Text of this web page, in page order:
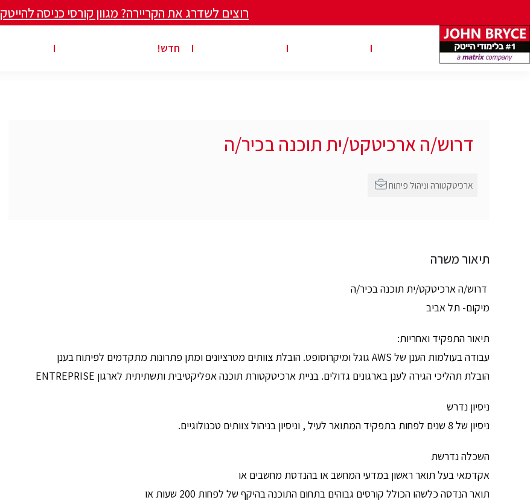
רוצים לשדרג את הקריירה? מגוון קורסי כניסה להייטק
חדש!
דרוש/ה ארכיטקט/ית תוכנה בכיר/ה
תיאור משרה
דרוש/ה ארכיטקט/ית תוכנה בכיר/ה
מיקום- תל אביב
תיאור התפקיד ואחריות:
עבודה בעולמות הענן של AWS גוגל ומיקרוסופט. הובלת צוותים מטרציונים ומתן פתרונות מתקדמים לפיתוח בענן
הובלת תהליכי הגירה לענן בארגונים גדולים. בניית ארכיטקטורת תוכנה אפליקטיבית ותשתיתית לארגון ENTREPRISE
ניסיון נדרש
ניסיון של 8 שנים לפחות בתפקיד המתואר לעיל , וניסיון בניהול צוותים טכנולוגיים.
השכלה נדרשת
אקדמאי בעל תואר ראשון במדעי המחשב או בהנדסת מחשבים או
תואר הנדסה כלשהו הכולל קורסים גבוהים בתחום התוכנה בהיקף של לפחות 200 שעות או